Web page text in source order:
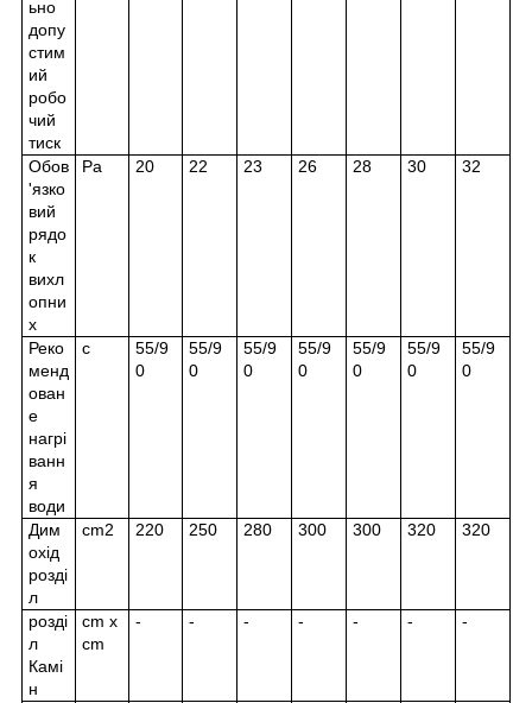
ьно
допу
стим
ий
робо
чий
тиск
Обов
'язко
вий
рядо
к
вихл
опни
х
Pa 20 22 23 26 28 30 32
Реко
менд
ован
е
нагрі
ванн
я
води
c
55/9
0
55/9
0
55/9
0
55/9
0
55/9
0
55/9
0
55/9
0
Дим
охід
розді
л
cm2 220 250 280 300 300 320 320
розді
л
Камі
н
cm x
cm
- - - - - - -